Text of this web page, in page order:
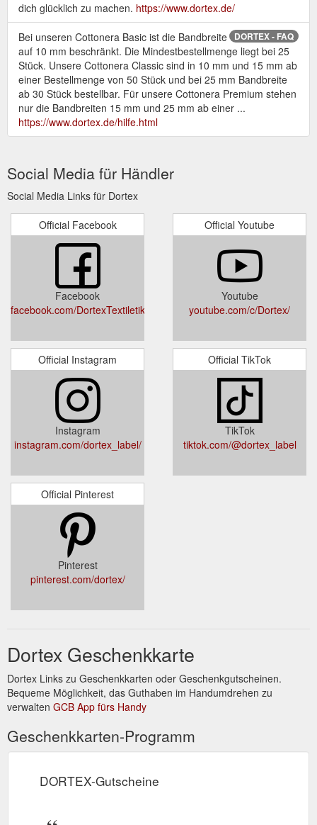
dich glücklich zu machen. https://www.dortex.de/
DORTEX - FAQ
Bei unseren Cottonera Basic ist die Bandbreite
auf 10 mm beschränkt. Die Mindestbestellmenge liegt bei 25
Stück. Unsere Cottonera Classic sind in 10 mm und 15 mm ab
einer Bestellmenge von 50 Stück und bei 25 mm Bandbreite
ab 30 Stück bestellbar. Für unsere Cottonera Premium stehen
nur die Bandbreiten 15 mm und 25 mm ab einer ...
https://www.dortex.de/hilfe.html
Social Media für Händler
Social Media Links für Dortex
Official Facebook
Facebook
facebook.com/DortexTextiletiketten
Official Youtube
Youtube
youtube.com/c/Dortex/
Official Instagram
Instagram
instagram.com/dortex_label/
Official TikTok
TikTok
tiktok.com/@dortex_label
Official Pinterest
Pinterest
pinterest.com/dortex/
Dortex Geschenkkarte
Dortex Links zu Geschenkkarten oder Geschenkgutscheinen.
Bequeme Möglichkeit, das Guthaben im Handumdrehen zu
verwalten GCB App fürs Handy
Geschenkkarten-Programm
DORTEX-Gutscheine